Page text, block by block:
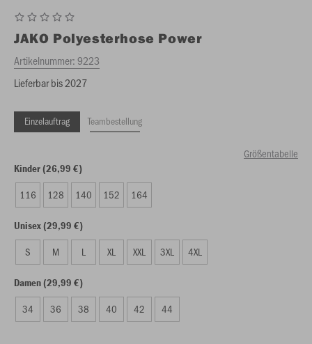
JAKO Polyesterhose Power
Artikelnummer:9223
Lieferbar bis 2027
Einzelauftrag Teambestellung
Größentabelle
Kinder (26,99 €)
116 128 140 152 164
Unisex (29,99 €)
S M L XL XXL 3XL 4XL
Damen (29,99 €)
34 36 38 40 42 44